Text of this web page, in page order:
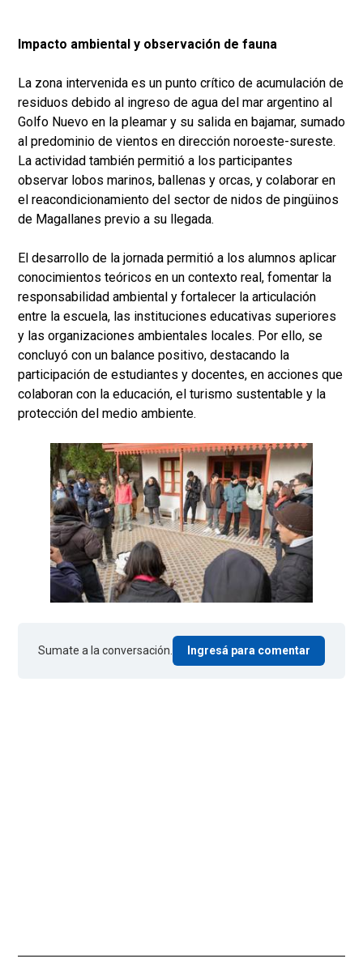
Impacto ambiental y observación de fauna
La zona intervenida es un punto crítico de acumulación de
residuos debido al ingreso de agua del mar argentino al
Golfo Nuevo en la pleamar y su salida en bajamar, sumado
al predominio de vientos en dirección noroeste-sureste.
La actividad también permitió a los participantes
observar lobos marinos, ballenas y orcas, y colaborar en
el reacondicionamiento del sector de nidos de pingüinos
de Magallanes previo a su llegada.
El desarrollo de la jornada permitió a los alumnos aplicar
conocimientos teóricos en un contexto real, fomentar la
responsabilidad ambiental y fortalecer la articulación
entre la escuela, las instituciones educativas superiores
y las organizaciones ambientales locales. Por ello, se
concluyó con un balance positivo, destacando la
participación de estudiantes y docentes, en acciones que
colaboran con la educación, el turismo sustentable y la
protección del medio ambiente.
Sumate a la conversación. Ingresá para comentar